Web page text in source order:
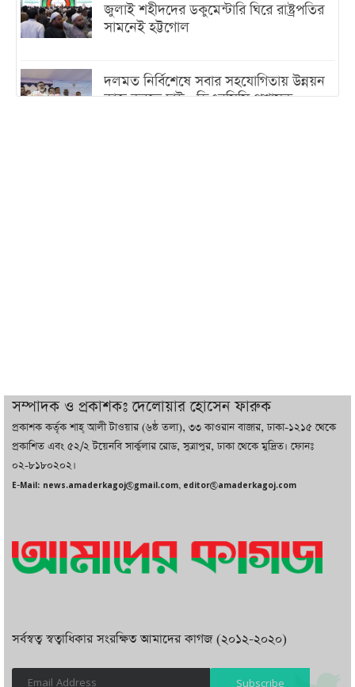
জুলাই শহীদদের ডকুমেন্টারি ঘিরে রাষ্ট্রপতির
সামনেই হট্টগোল
দলমত নির্বিশেষে সবার সহযোগিতায় উন্নয়ন
কাজ করতে চাই : ডিএনসিসি প্রশাসক
বাজারে কাঁচা মরিচে ‘আগুন’, ‘এত দাম তো
আগে দেখিনি’
সম্পাদক ও প্রকাশকঃ দেলোয়ার হোসেন ফারুক
প্রকাশক কর্তৃক শাহ্ আলী টাওয়ার (৬ষ্ঠ তলা), ৩৩ কাওরান বাজার, ঢাকা-১২১৫ থেকে
প্রকাশিত এবং ৫২/২ টয়েনবি সার্কুলার রোড, সুত্রাপুর, ঢাকা থেকে মুদ্রিত। ফোনঃ
০২-৮১৮০২০২।
E-Mail: news.amaderkagoj@gmail.com, editor@amaderkagoj.com
সর্বস্বত্ব স্বত্বাধিকার সংরক্ষিত আমাদের কাগজ (২০১২-২০২০)